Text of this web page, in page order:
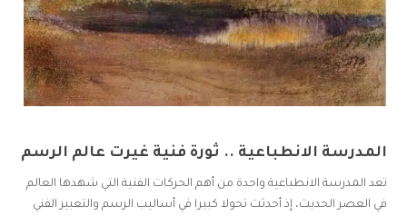
المدرسة الانطباعية .. ثورة فنية غيرت عالم الرسم
تعد المدرسة الانطباعية واحدة من أهم الحركات الفنية التي شهدها العالم
في العصر الحديث، إذ أحدثت تحولا كبيرا في أساليب الرسم والتعبير الفني